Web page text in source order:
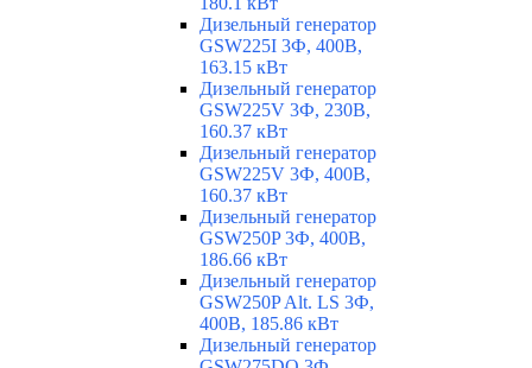
Дизельный генератор
GSW225I 3Ф, 400В,
163.15 кВт
Дизельный генератор
GSW225V 3Ф, 230В,
160.37 кВт
Дизельный генератор
GSW225V 3Ф, 400В,
160.37 кВт
Дизельный генератор
GSW250P 3Ф, 400В,
186.66 кВт
Дизельный генератор
GSW250P Alt. LS 3Ф,
400В, 185.86 кВт
Дизельный генератор